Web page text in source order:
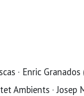
· Enric
Ambients · Josep